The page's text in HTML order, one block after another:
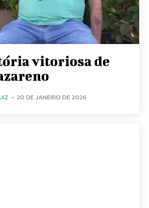
vitoriosa de
- 20 DE JANEIRO DE 2026